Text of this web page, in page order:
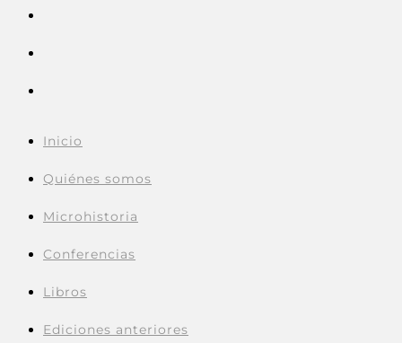
Inicio
Quiénes somos
Microhistoria
Conferencias
Libros
Ediciones anteriores